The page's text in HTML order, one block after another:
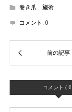
巻き爪 施術
コメント: 0
コメント (